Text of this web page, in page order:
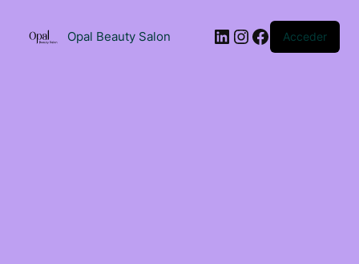
contenido
Opal Beauty Salon LinkedIn
Instagram
Facebook
Acceder